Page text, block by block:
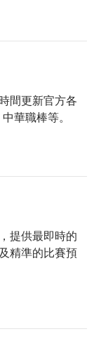
間更新官方各
華職棒等。
提供最即時的
精準的比賽預